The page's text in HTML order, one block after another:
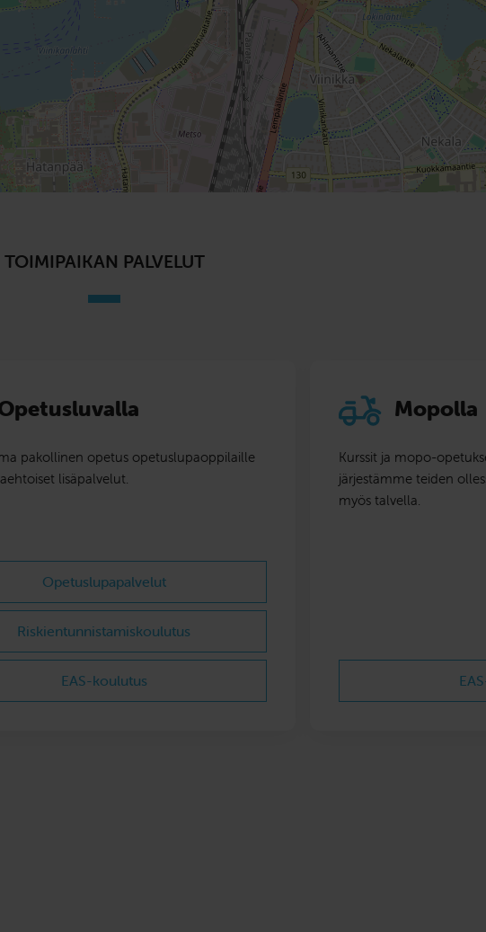
TOIMIPAIKAN PALVELUT
pakollinen opetus opetuslupaoppilaille
lisäpalvelut.
Opetuslupapalvelut
Riskientunnistamis­koulutus
EAS-koulutus
Mopolla
Kurssit ja mopo-
järjestämme teiden
myös talvella.